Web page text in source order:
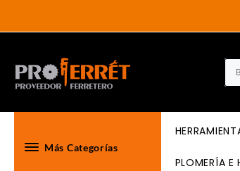
content
Más Categorías
PLOMERÍA E